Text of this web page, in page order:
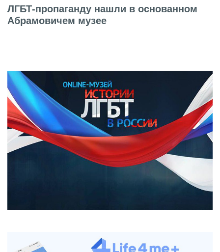
ЛГБТ-пропаганду нашли в основанном
Абрамовичем музее